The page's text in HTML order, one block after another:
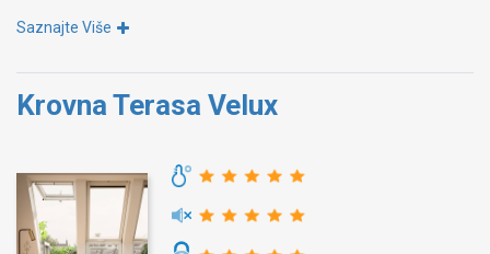
Saznajte Više
Krovna Terasa Velux